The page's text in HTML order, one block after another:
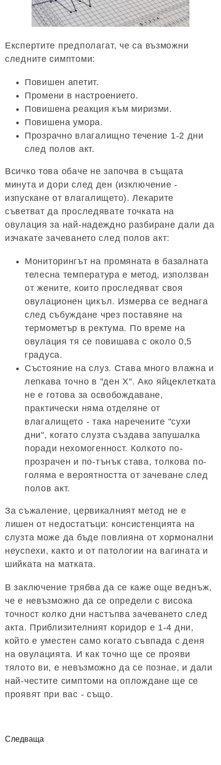
Експертите предполагат, че са възможни
следните симптоми:
Повишен апетит.
Промени в настроението.
Повишена реакция към миризми.
Повишена умора.
Прозрачно влагалищно течение 1-2 дни
след полов акт.
Всичко това обаче не започва в същата
минута и дори след ден (изключение -
изпускане от влагалището). Лекарите
съветват да проследявате точката на
овулация за най-надеждно разбиране дали да
изчакате зачеването след полов акт:
Мониторингът на промяната в базалната
телесна температура е метод, използван
от жените, които проследяват своя
овулационен цикъл. Измерва се веднага
след събуждане чрез поставяне на
термометър в ректума. По време на
овулация тя се повишава с около 0,5
градуса.
Състояние на слуз. Става много влажна и
лепкава точно в "ден Х". Ако яйцеклетката
не е готова за освобождаване,
практически няма отделяне от
влагалището - така наречените "сухи
дни", когато слузта създава запушалка
поради нехомогенност. Колкото по-
прозрачен и по-тънък става, толкова по-
голяма е вероятността от зачеване след
полов акт.
За съжаление, цервикалният метод не е
лишен от недостатъци: консистенцията на
слузта може да бъде повлияна от хормонални
неуспехи, както и от патологии на вагината и
шийката на матката.
В заключение трябва да се каже още веднъж,
че е невъзможно да се определи с висока
точност колко дни настъпва зачеването след
акта. Приблизителният коридор е 1-4 дни,
който е уместен само когато съвпада с деня
на овулацията. И как точно ще се прояви
тялото ви, е невъзможно да се познае, и дали
най-честите симптоми на оплождане ще се
проявят при вас - също.
Следваща